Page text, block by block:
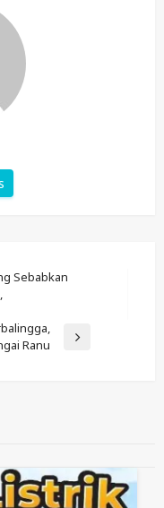
Sebabkan
Ranu